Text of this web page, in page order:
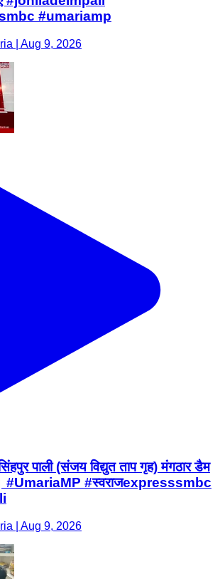
#umariamp
| Aug 9, 2026
पाली (संजय विद्युत ताप गृह) मंगठार डैम
#UmariaMP #स्वराजexpresssmbc
| Aug 9, 2026